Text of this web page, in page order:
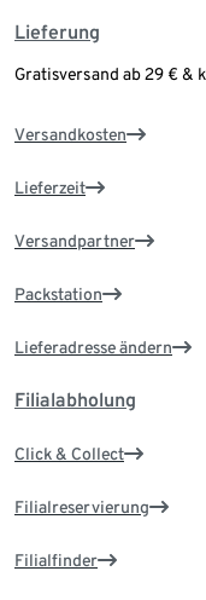
Lieferung
Gratisversand ab 29 € &
Versandkosten
Lieferzeit
Versandpartner
Packstation
Lieferadresse ändern
Filialabholung
Click & Collect
Filialreservierung
Filialfinder